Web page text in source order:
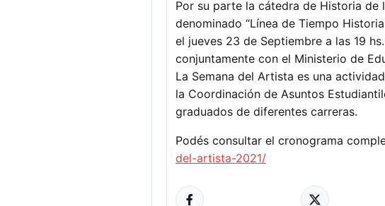
Por su parte la cátedra de Historia
denominado “Línea de Tiempo
el jueves 23 de Septiembre a las 19
conjuntamente con el Ministerio de
La Semana del Artista es una
la Coordinación de Asuntos
graduados de diferentes carreras.
Podés consultar el cronograma
del-artista-2021/